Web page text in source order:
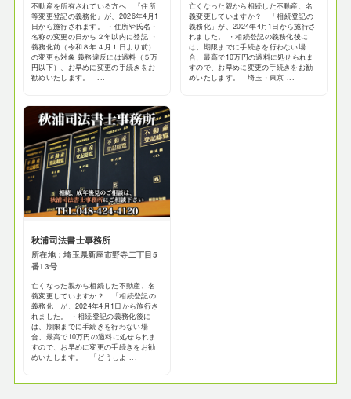
不動産を所有されている方へ 『住所
等変更登記の義務化』が、2026年4月1
日から施行されます。 ・住所や氏名・
名称の変更の日から２年以内に登記 ・
義務化前（令和８年４月１日より前）
の変更も対象 義務違反には過料（５万
円以下）、お早めに変更の手続きをお
勧めいたします。 ...
亡くなった親から相続した不動産、名
義変更していますか？ 「相続登記の
義務化」が、2024年4月1日から施行さ
れました。 ・相続登記の義務化後に
は、期限までに手続きを行わない場
合、最高で10万円の過料に処せられま
すので、お早めに変更の手続きをお勧
めいたします。 埼玉・東京 ...
秋浦司法書士事務所
所在地：埼玉県新座市野寺二丁目5
番13号
亡くなった親から相続した不動産、名
義変更していますか？ 「相続登記の
義務化」が、2024年4月1日から施行さ
れました。 ・相続登記の義務化後に
は、期限までに手続きを行わない場
合、最高で10万円の過料に処せられま
すので、お早めに変更の手続きをお勧
めいたします。 「どうしよ ...